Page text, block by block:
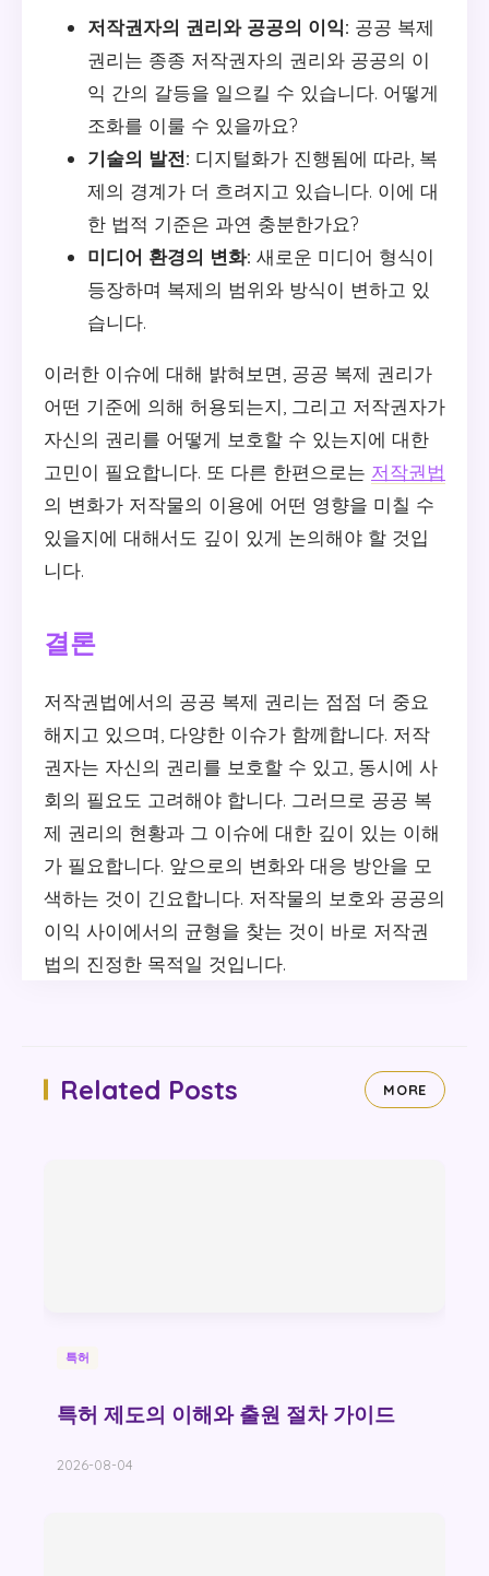
저작권자의 권리와 공공의 이익: 공공 복제
권리는 종종 저작권자의 권리와 공공의 이
익 간의 갈등을 일으킬 수 있습니다. 어떻게
조화를 이룰 수 있을까요?
기술의 발전: 디지털화가 진행됨에 따라, 복
제의 경계가 더 흐려지고 있습니다. 이에 대
한 법적 기준은 과연 충분한가요?
미디어 환경의 변화: 새로운 미디어 형식이
등장하며 복제의 범위와 방식이 변하고 있
습니다.
이러한 이슈에 대해 밝혀보면, 공공 복제 권리가
어떤 기준에 의해 허용되는지, 그리고 저작권자가
자신의 권리를 어떻게 보호할 수 있는지에 대한
고민이 필요합니다. 또 다른 한편으로는 저작권법
의 변화가 저작물의 이용에 어떤 영향을 미칠 수
있을지에 대해서도 깊이 있게 논의해야 할 것입
니다.
결론
저작권법에서의 공공 복제 권리는 점점 더 중요
해지고 있으며, 다양한 이슈가 함께합니다. 저작
권자는 자신의 권리를 보호할 수 있고, 동시에 사
회의 필요도 고려해야 합니다. 그러므로 공공 복
제 권리의 현황과 그 이슈에 대한 깊이 있는 이해
가 필요합니다. 앞으로의 변화와 대응 방안을 모
색하는 것이 긴요합니다. 저작물의 보호와 공공의
이익 사이에서의 균형을 찾는 것이 바로 저작권
법의 진정한 목적일 것입니다.
Related Posts MORE
특허
특허 제도의 이해와 출원 절차 가이드
2026-08-04